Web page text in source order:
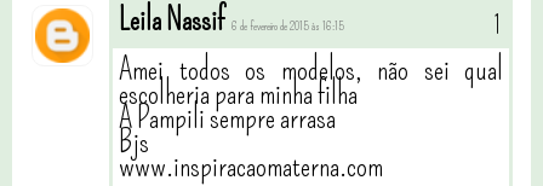
Leila Nassif 6 de fevereiro de 2015 às 16:15
Amei todos os modelos, não sei qual
escolheria para minha filha
A Pampili sempre arrasa
Bjs
www.inspiracaomaterna.com